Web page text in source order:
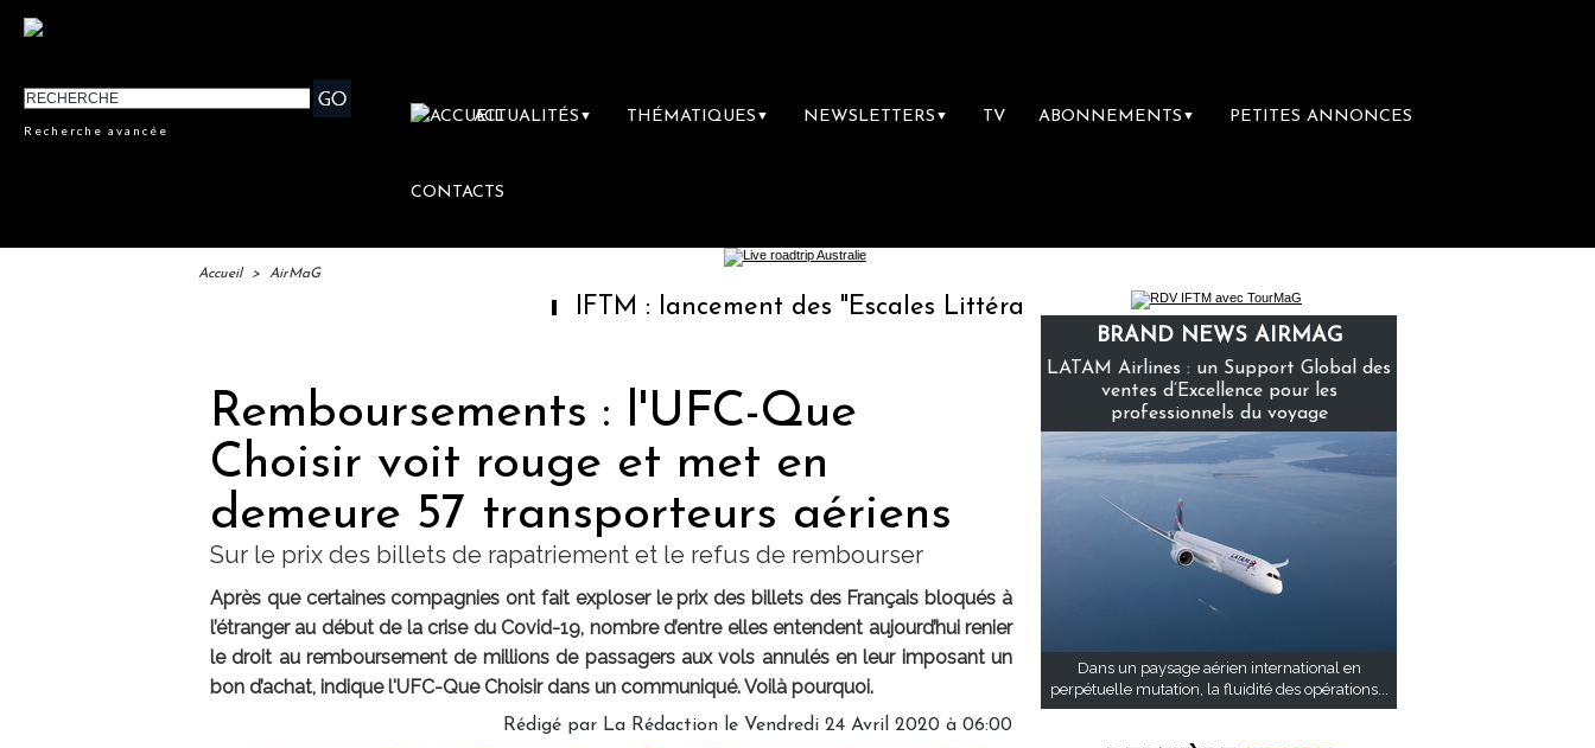
Recherche avancée
ACTUALITÉS ▼ THÉMATIQUES ▼ NEWSLETTERS ▼ TV ABONNEMENTS ▼ PETITES ANNONCES
CONTACTS
Accueil > AirMaG
IFTM : lancement des "Escales Littéraires", la première librairie du voyage
Remboursements : l'UFC-Que
Choisir voit rouge et met en
demeure 57 transporteurs aériens
Sur le prix des billets de rapatriement et le refus de rembourser
Après que certaines compagnies ont fait exploser le prix des billets des Français bloqués à
l’étranger au début de la crise du Covid-19, nombre d’entre elles entendent aujourd’hui renier
le droit au remboursement de millions de passagers aux vols annulés en leur imposant un
bon d’achat, indique l'UFC-Que Choisir dans un communiqué. Voilà pourquoi.
Rédigé par La Rédaction le Vendredi 24 Avril 2020 à 06:00
BRAND NEWS AIRMAG
LATAM Airlines : un Support Global des
ventes d’Excellence pour les
professionnels du voyage
Dans un paysage aérien international en
perpétuelle mutation, la fluidité des opérations...